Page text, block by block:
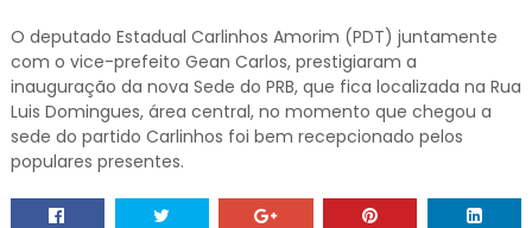
O deputado Estadual Carlinhos Amorim (PDT) juntamente
com o vice-prefeito Gean Carlos, prestigiaram a
inauguração da nova Sede do PRB, que fica localizada na Rua
Luis Domingues, área central, no momento que chegou a
sede do partido Carlinhos foi bem recepcionado pelos
populares presentes.